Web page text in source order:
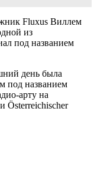
Fluxus Виллем
из
под названием
день была
под названием
арту на
Österreichischer